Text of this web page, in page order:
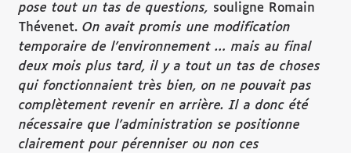
pose tout un tas de questions, souligne Romain
Thévenet. On avait promis une modification
temporaire de l’environnement… mais au final
deux mois plus tard, il y a tout un tas de choses
qui fonctionnaient très bien, on ne pouvait pas
complètement revenir en arrière. Il a donc été
nécessaire que l’administration se positionne
clairement pour pérenniser ou non ces